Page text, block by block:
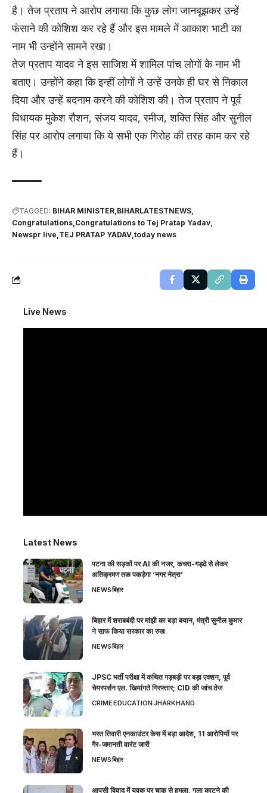
है। तेज प्रताप ने आरोप लगाया कि कुछ लोग जानबूझकर उन्हें
फंसाने की कोशिश कर रहे हैं और इस मामले में आकाश भाटी का
नाम भी उन्होंने सामने रखा।
तेज प्रताप यादव ने इस साजिश में शामिल पांच लोगों के नाम भी
बताए। उन्होंने कहा कि इन्हीं लोगों ने उन्हें उनके ही घर से निकाल
दिया और उन्हें बदनाम करने की कोशिश की। तेज प्रताप ने पूर्व
विधायक मुकेश रौशन, संजय यादव, रमीज, शक्ति सिंह और सुनील
सिंह पर आरोप लगाया कि ये सभी एक गिरोह की तरह काम कर रहे
हैं।
TAGGED: BIHAR MINISTER BIHARLATESTNEWS
Congratulations Congratulations to Tej Pratap Yadav
Newspr live TEJ PRATAP YADAV today news
Live News
Latest News
पटना की सड़कों पर AI की नजर, कचरा-गड्ढे से लेकर
अतिक्रमण तक पकड़ेगा ‘नगर नेत्रा’
NEWSबिहार
बिहार में शराबबंदी पर मांझी का बड़ा बयान, मंत्री सुनील कुमार
ने साफ किया सरकार का रुख
NEWSबिहार
JPSC भर्ती परीक्षा में कथित गड़बड़ी पर बड़ा एक्शन, पूर्व
चेयरपर्सन एल. खियांगते गिरफ्तार; CID की जांच तेज
CRIMEEDUCATIONJHARKHAND
भरत तिवारी एनकाउंटर केस में बड़ा आदेश, 11 आरोपियों पर
गैर-जमानती वारंट जारी
NEWSबिहार
आपसी विवाद में युवक पर चाकू से हमला, गला काटने की